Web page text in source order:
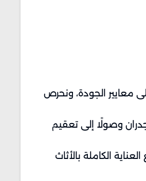
معايير الجودة، ونحرص
وصولًا إلى تعقيم
الكاملة بالأثاث